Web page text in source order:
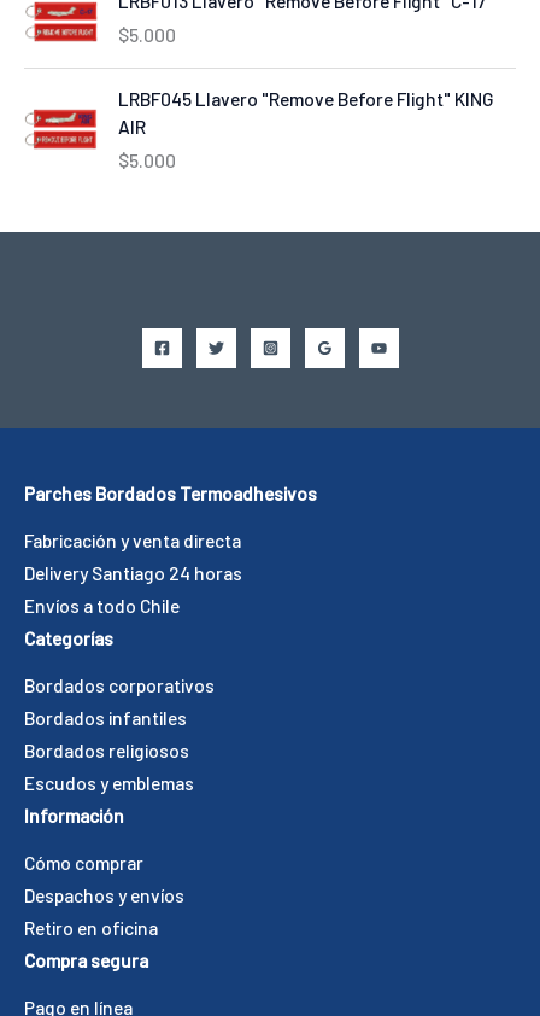
$5.000
LRBF045 Llavero "Remove Before Flight" KING
AIR
$5.000
Parches Bordados Termoadhesivos
Fabricación y venta directa
Delivery Santiago 24 horas
Envíos a todo Chile
Categorías
Bordados corporativos
Bordados infantiles
Bordados religiosos
Escudos y emblemas
Información
Cómo comprar
Despachos y envíos
Retiro en oficina
Compra segura
Pago en línea